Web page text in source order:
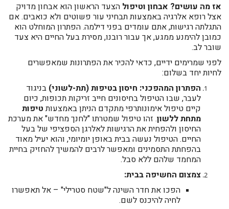
אז מה עושים? אבחון וטיפול הצעד הראשון הוא אבחון מדויק
אצל רופא אלרגיה באמצעות תבחיני עור פשוטים ולא כואבים. אם
התגלתה רגישות, אתם עומדים בפני דילמה. הפתרון המוחלט הוא
כמובן להימנע ממגע, אך עבור רובנו, מסירת בעל החיים היא צעד
שובר לב.
לפני שמרימים ידיים, כדאי להכיר את הפתרונות שמאפשרים
לחיות יחד בשלום:
הפתרון המהפכני: חיסון בטיפות (תת-לשוני) בניגוד
לעבר, שבו הטיפול בחיסונים חייב זריקות תכופות, כיום
קיים טיפול אימונותרפי מתקדם הניתן באמצעותטיפות
מתחת ללשון. זהו טיפול שמטרתו "לחנך מחדש" את מערכת
החיסון ולהפחית את הרגישות לאלרגן הספציפי של בעל
החיים. הטיפול נעשה בבית באופן יומיומי, והוא יעיל מאוד
בהפחתת התסמינים ומאפשר לרבים להמשיך להחזיק בחיית
המחמד שלהם ללא סבל.
צמצום החשיפה בבית:
הפכו את חדר השינה ל"שטח סטרילי" – אל תאפשרו
לחיה להיכנס לשם.